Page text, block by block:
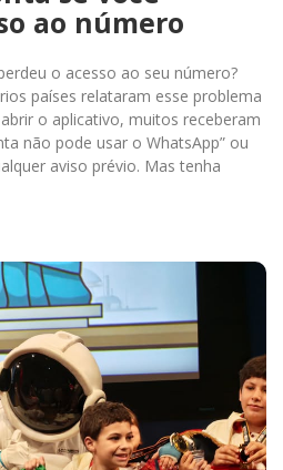
ao número
o acesso ao seu número?
países relataram esse problema
o aplicativo, muitos receberam
não pode usar o WhatsApp” ou
aviso prévio. Mas tenha